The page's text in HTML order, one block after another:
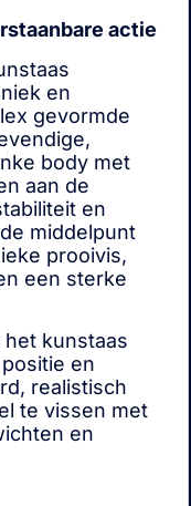
actie
en
gevormde
body met
aan de
en
middelpunt
prooivis,
een sterke
kunstaas
en
realistisch
te vissen met
en